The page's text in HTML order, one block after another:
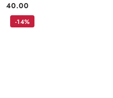
Cena:
40.00
-14%